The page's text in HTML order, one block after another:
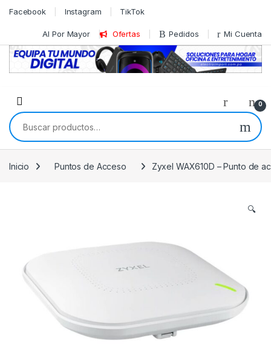
Skip to navigation
Skip to content
Facebook Instagram TikTok
Al Por Mayor Ofertas Pedidos Mi Cuenta
0
Buscar por:
Inicio Puntos de Acceso Zyxel WAX610D – Punto de
🔍